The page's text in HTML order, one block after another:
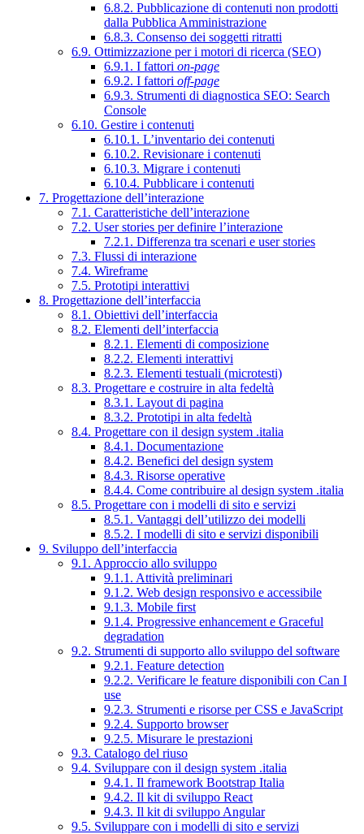
6.8.2. Pubblicazione di contenuti non prodotti
dalla Pubblica Amministrazione
6.8.3. Consenso dei soggetti ritratti
6.9. Ottimizzazione per i motori di ricerca (SEO)
6.9.1. I fattori on-page
6.9.2. I fattori off-page
6.9.3. Strumenti di diagnostica SEO: Search
Console
6.10. Gestire i contenuti
6.10.1. L’inventario dei contenuti
6.10.2. Revisionare i contenuti
6.10.3. Migrare i contenuti
6.10.4. Pubblicare i contenuti
7. Progettazione dell’interazione
7.1. Caratteristiche dell’interazione
7.2. User stories per definire l’interazione
7.2.1. Differenza tra scenari e user stories
7.3. Flussi di interazione
7.4. Wireframe
7.5. Prototipi interattivi
8. Progettazione dell’interfaccia
8.1. Obiettivi dell’interfaccia
8.2. Elementi dell’interfaccia
8.2.1. Elementi di composizione
8.2.2. Elementi interattivi
8.2.3. Elementi testuali (microtesti)
8.3. Progettare e costruire in alta fedeltà
8.3.1. Layout di pagina
8.3.2. Prototipi in alta fedeltà
8.4. Progettare con il design system .italia
8.4.1. Documentazione
8.4.2. Benefici del design system
8.4.3. Risorse operative
8.4.4. Come contribuire al design system .italia
8.5. Progettare con i modelli di sito e servizi
8.5.1. Vantaggi dell’utilizzo dei modelli
8.5.2. I modelli di sito e servizi disponibili
9. Sviluppo dell’interfaccia
9.1. Approccio allo sviluppo
9.1.1. Attività preliminari
9.1.2. Web design responsivo e accessibile
9.1.3. Mobile first
9.1.4. Progressive enhancement e Graceful
degradation
9.2. Strumenti di supporto allo sviluppo del software
9.2.1. Feature detection
9.2.2. Verificare le feature disponibili con Can I
use
9.2.3. Strumenti e risorse per CSS e JavaScript
9.2.4. Supporto browser
9.2.5. Misurare le prestazioni
9.3. Catalogo del riuso
9.4. Sviluppare con il design system .italia
9.4.1. Il framework Bootstrap Italia
9.4.2. Il kit di sviluppo React
9.4.3. Il kit di sviluppo Angular
9.5. Sviluppare con i modelli di sito e servizi